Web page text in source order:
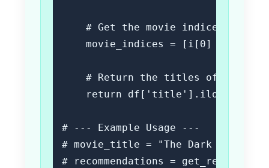
    # Get the movie indices
movie_indices = [i[0] for i
# Return the titles of the
return
# --- Example Usage ---
# movie_title = "The Dark Knight
# recommendations =